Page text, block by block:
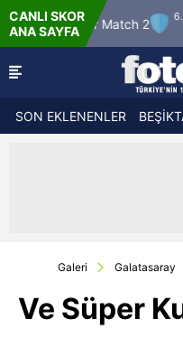
CANLI SKOR
ANA SAYFA
6.8.2026 - Per
22:00
Winner
SON EKLENENLER
Galeri Galatasaray
Ve Süper